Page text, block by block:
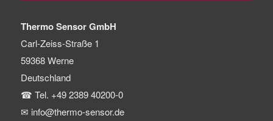
Thermo Sensor GmbH
Carl-Zeiss-Straße 1
59368 Werne
Deutschland
☎ Tel. +49 2389 40200-0
✉ info@thermo-sensor.de